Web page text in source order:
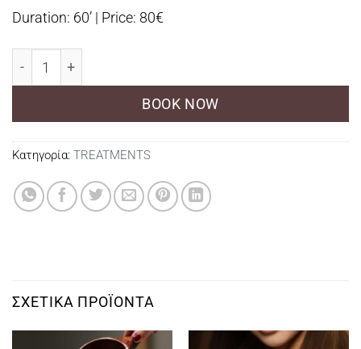
Duration: 60’ | Price: 80€
BOOK NOW
Κατηγορία: TREATMENTS
ΣΧΕΤΙΚΆ ΠΡΟΪΌΝΤΑ